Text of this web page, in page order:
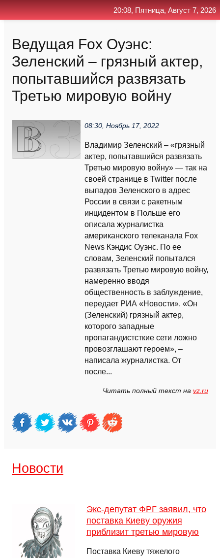
Ведущая Fox Оуэнс:
Зеленский – грязный актер,
попытавшийся развязать
Третью мировую войну
08:30, Ноябрь 17, 2022
Владимир Зеленский – «грязный
актер, попытавшийся развязать
Третью мировую войну» — так на
своей странице в Twitter после
выпадов Зеленского в адрес
России в связи с ракетным
инцидентом в Польше его
описала журналистка
американского телеканала Fox
News Кэндис Оуэнс. По ее
словам, Зеленский попытался
развязать Третью мировую войну,
намеренно вводя
общественность в заблуждение,
передает РИА «Новости». «Он
(Зеленский) грязный актер,
которого западные
пропагандистсткие сети ложно
провозглашают героем», –
написала журналистка. От
после...
Читать полный текст на vz.ru
Новости
Экс-депутат ФРГ заявил, что
поставка Киеву оружия
приблизит третью мировую
Поставка Киеву тяжелого
20:08, Пятница, Август 7, 2026